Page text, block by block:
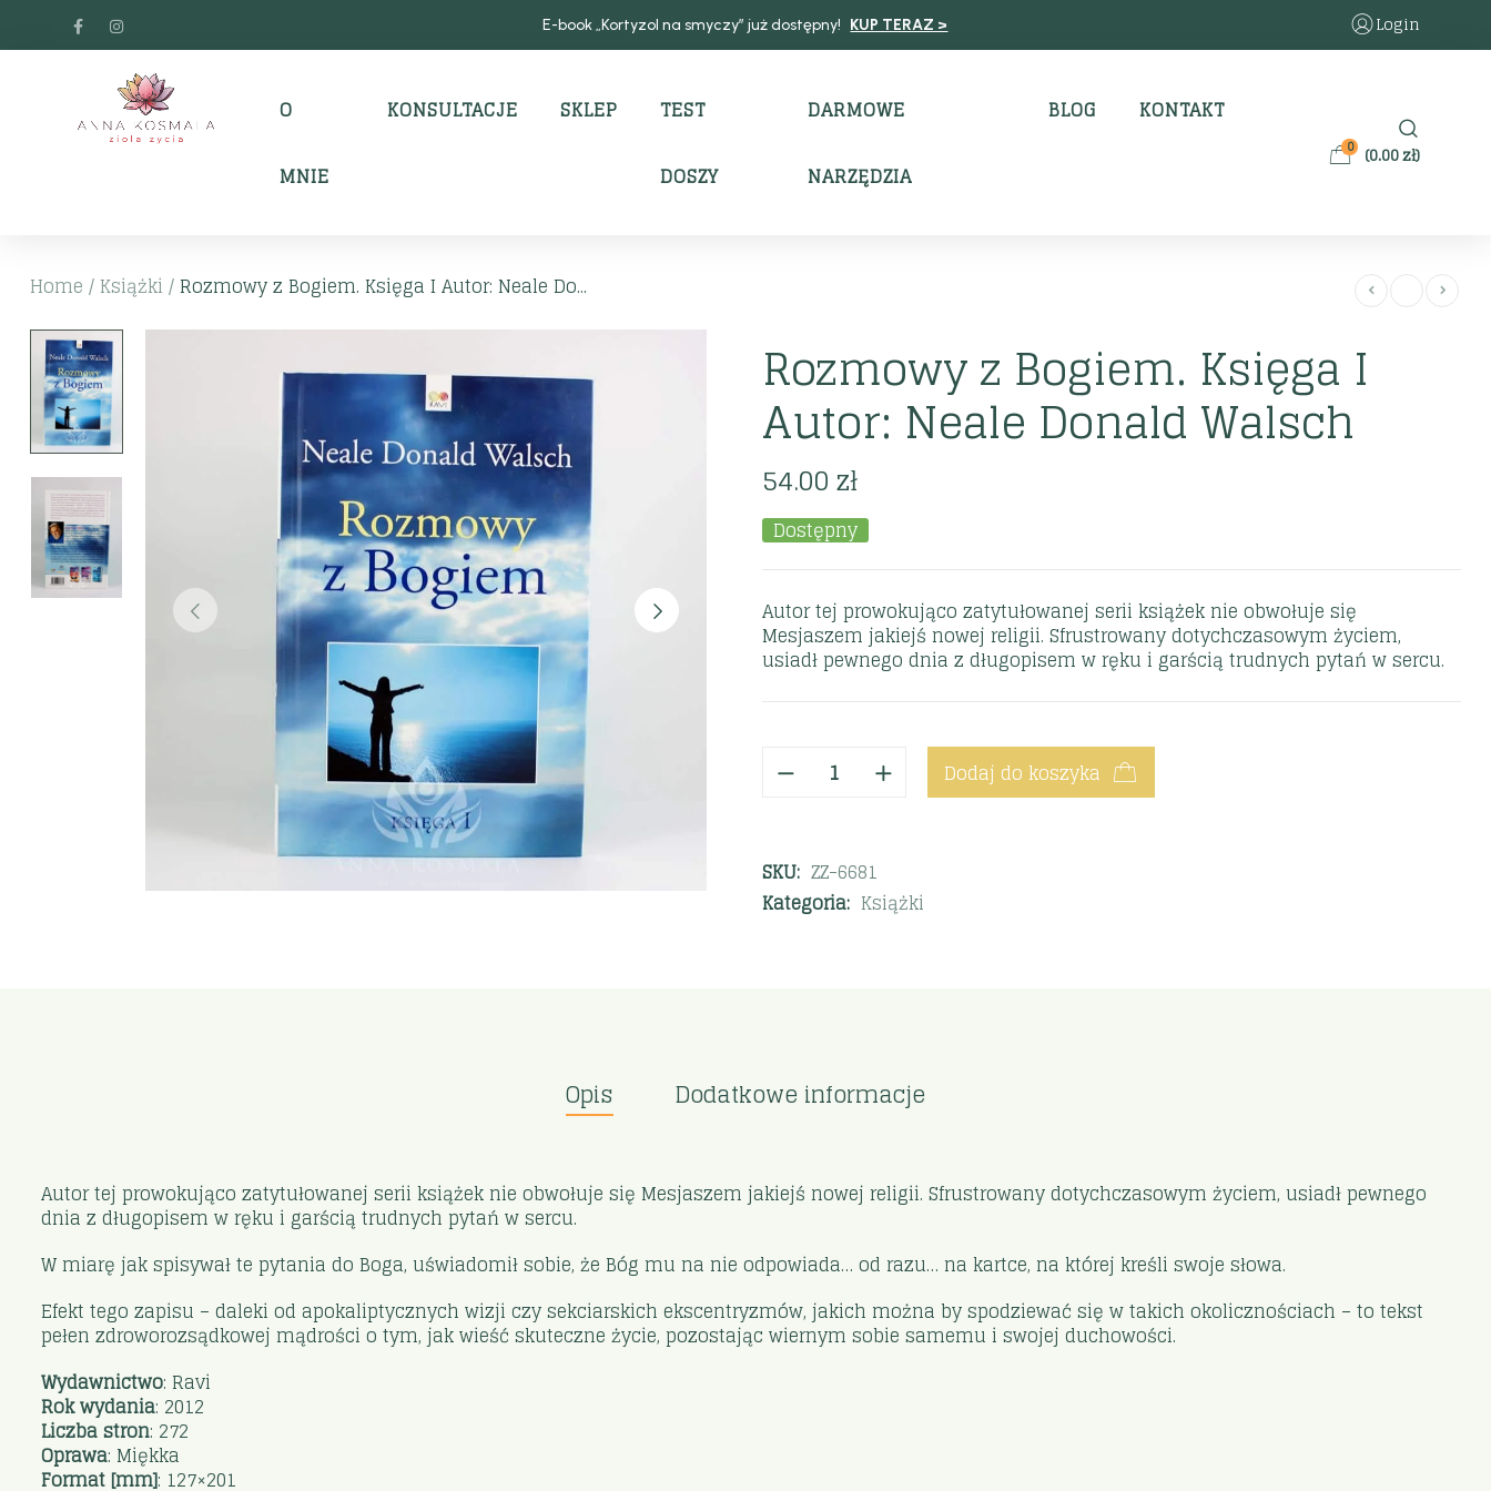
E-book „Kortyzol na smyczy” już dostępny! KUP TERAZ > Login
O
MNIE
KONSULTACJE SKLEP TEST
DOSZY
DARMOWE
NARZĘDZIA
BLOG KONTAKT
0 (0.00zł)
Home / Książki / Rozmowy z Bogiem. Księga I Autor: Neale Do...
Rozmowy z Bogiem. Księga I
Autor: Neale Donald Walsch
54.00zł
Dostępny
Autor tej prowokująco zatytułowanej serii książek nie obwołuje się
Mesjaszem jakiejś nowej religii. Sfrustrowany dotychczasowym życiem,
usiadł pewnego dnia z długopisem w ręku i garścią trudnych pytań w sercu.
Dodaj do koszyka
SKU: ZZ-6681
Kategoria: Książki
Opis Dodatkowe informacje
Autor tej prowokująco zatytułowanej serii książek nie obwołuje się Mesjaszem jakiejś nowej religii. Sfrustrowany dotychczasowym życiem, usiadł pewnego
dnia z długopisem w ręku i garścią trudnych pytań w sercu.
W miarę jak spisywał te pytania do Boga, uświadomił sobie, że Bóg mu na nie odpowiada… od razu… na kartce, na której kreśli swoje słowa.
Efekt tego zapisu – daleki od apokaliptycznych wizji czy sekciarskich ekscentryzmów, jakich można by spodziewać się w takich okolicznościach – to tekst
pełen zdroworozsądkowej mądrości o tym, jak wieść skuteczne życie, pozostając wiernym sobie samemu i swojej duchowości.
Wydawnictwo: Ravi
Rok wydania: 2012
Liczba stron: 272
Oprawa: Miękka
Format [mm]: 127×201